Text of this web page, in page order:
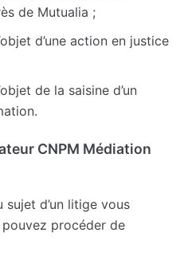
de Mutualia ;
d’une action en justice
de la saisine d’un
CNPM Médiation
sujet d’un litige vous
procéder de